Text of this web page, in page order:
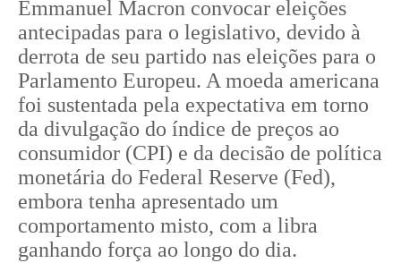
Emmanuel Macron convocar eleições
antecipadas para o legislativo, devido à
derrota de seu partido nas eleições para o
Parlamento Europeu. A moeda americana
foi sustentada pela expectativa em torno
da divulgação do índice de preços ao
consumidor (CPI) e da decisão de política
monetária do Federal Reserve (Fed),
embora tenha apresentado um
comportamento misto, com a libra
ganhando força ao longo do dia.